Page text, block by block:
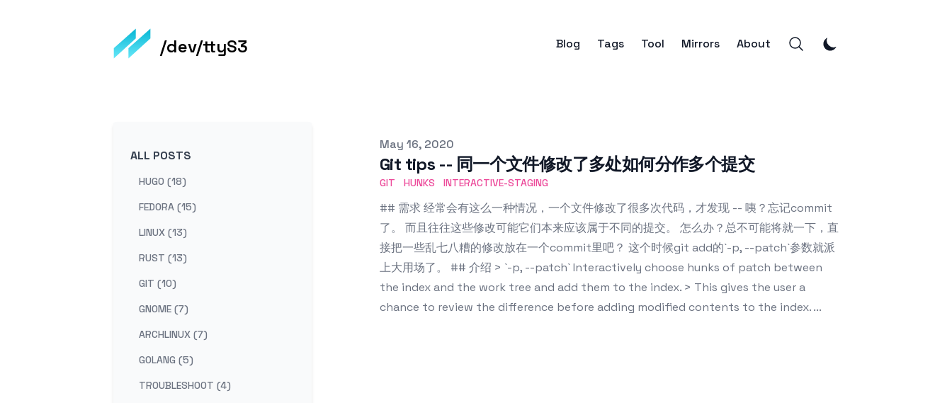
/dev/ttyS3 Blog Tags Tool Mirrors About
ALL POSTS
HUGO (18)
FEDORA (15)
LINUX (13)
RUST (13)
GIT (10)
GNOME (7)
ARCHLINUX (7)
GOLANG (5)
TROUBLESHOOT (4)
Published on
May 16, 2020
Git tips -- 同一个文件修改了多处如何分作多个提交
GIT HUNKS INTERACTIVE-STAGING
## 需求 经常会有这么一种情况，一个文件修改了很多次代码，才发现 -- 咦？忘记commit
了。 而且往往这些修改可能它们本来应该属于不同的提交。 怎么办？总不可能将就一下，直
接把一些乱七八糟的修改放在一个commit里吧？ 这个时候git add的`-p, --patch`参数就派
上大用场了。 ## 介绍 > `-p, --patch` Interactively choose hunks of patch between
the index and the work tree and add them to the index. > This gives the user a
chance to review the difference before adding modified contents to the index. ...